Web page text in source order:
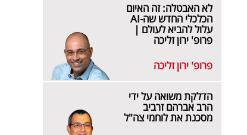
לא האבטלה: זה האיום
הכלכלי החדש שה-AI
עלול להביא לעולם |
פרופ' ירון זליכה
פרופ' ירון זליכה
הדלקת משואה על ידי
הרב אברהם זרביב
מסכנת את לוחמי צה"ל